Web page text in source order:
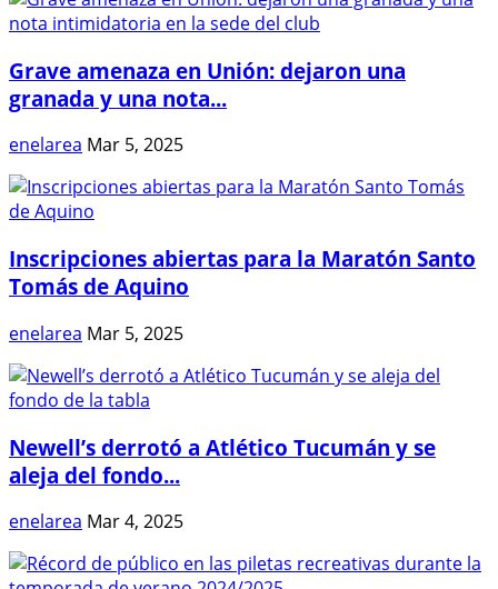
Grave amenaza en Unión: dejaron una
granada y una nota...
enelarea Mar 5, 2025
Inscripciones abiertas para la Maratón Santo
Tomás de Aquino
enelarea Mar 5, 2025
Newell’s derrotó a Atlético Tucumán y se
aleja del fondo...
enelarea Mar 4, 2025